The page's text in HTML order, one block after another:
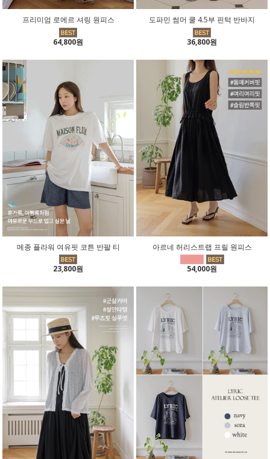
프리미엄 로에르 셔링 원피스
64,800원
도파민 썸머 쿨 4.5부 핀턱 반바지
36,800원
메종 플라워 여유핏 코튼 반팔 티
23,800원
아르네 허리스트랩 프릴 원피스
54,000원